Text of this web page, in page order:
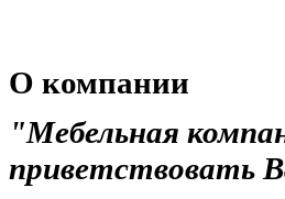
О компании
"Мебельная
приветствовать